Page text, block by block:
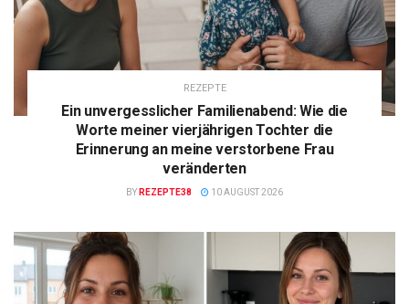
REZEPTE
Ein unvergesslicher Familienabend: Wie die
Worte meiner vierjährigen Tochter die
Erinnerung an meine verstorbene Frau
veränderten
BY REZEPTE38 10 AUGUST 2026